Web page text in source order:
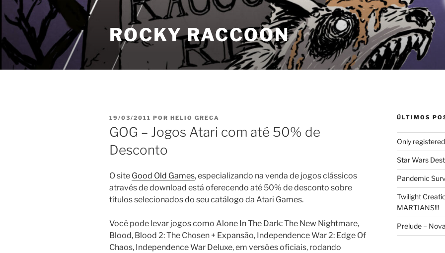
Pular
para
conteúdo
ROCKY RACCOON
PUBLICADO
EM
19/03/2011 POR HELIO GRECA
GOG – Jogos Atari com até 50% de
Desconto
O site Good Old Games, especializando na venda de jogos clássicos
através de download está oferecendo até 50% de desconto sobre
títulos selecionados do seu catálogo da Atari Games.
Você pode levar jogos como Alone In The Dark: The New Nightmare,
Blood, Blood 2: The Chosen + Expansão, Independence War 2: Edge Of
Chaos, Independence War Deluxe, em versões oficiais, rodando
ÚLTIMOS
Only
Star Wars
Pandemic
Twilight
MARTIANS!!!
Prelude –